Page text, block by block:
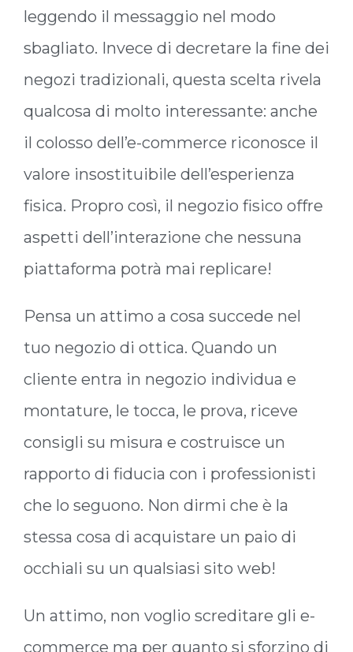
leggendo il messaggio nel modo
sbagliato. Invece di decretare la fine dei
negozi tradizionali, questa scelta rivela
qualcosa di molto interessante: anche
il colosso dell’e-commerce riconosce il
valore insostituibile dell’esperienza
fisica. Propro così, il negozio fisico offre
aspetti dell’interazione che nessuna
piattaforma potrà mai replicare!
Pensa un attimo a cosa succede nel
tuo negozio di ottica. Quando un
cliente entra in negozio individua e
montature, le tocca, le prova, riceve
consigli su misura e costruisce un
rapporto di fiducia con i professionisti
che lo seguono. Non dirmi che è la
stessa cosa di acquistare un paio di
occhiali su un qualsiasi sito web!
Un attimo, non voglio screditare gli e-
commerce ma per quanto si sforzino di